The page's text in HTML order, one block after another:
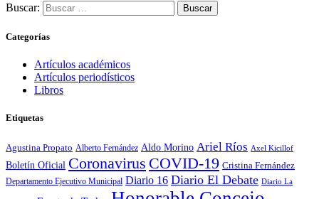
Buscar:
Categorías
Artículos académicos
Artículos periodísticos
Libros
Etiquetas
Agustina Propato Alberto Fernández Aldo Morino Ariel Ríos Axel Kicillof
Boletín Oficial Coronavirus COVID-19 Cristina Fernández
Departamento Ejecutivo Municipal Diario 16 Diario El Debate Diario La